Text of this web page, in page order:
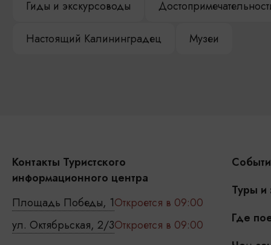
Гиды и экскурсоводы
Настоящий Калининградец Музеи
Контакты Туристского
информационного центра
Площадь Победы, 1Откроется в 09:00
ул. Октябрьская, 2/3Откроется в 09:00
Туры и
Где